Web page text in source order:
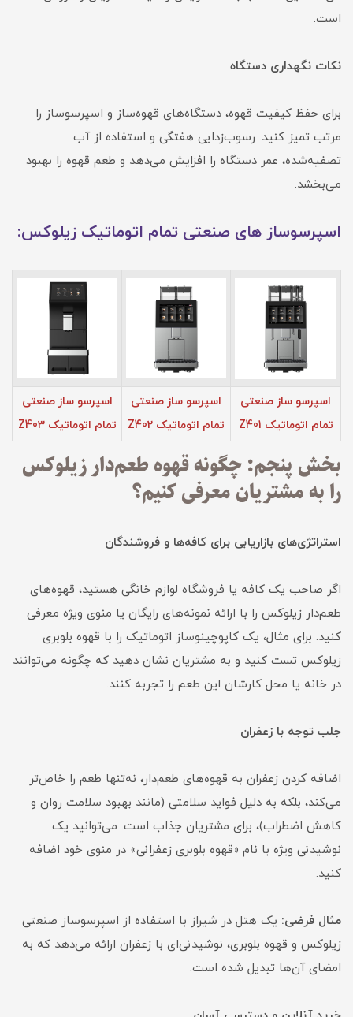
است.
نکات نگهداری دستگاه
برای حفظ کیفیت قهوه، دستگاه‌های قهوه‌ساز و اسپرسوساز را
مرتب تمیز کنید. رسوب‌زدایی هفتگی و استفاده از آب
تصفیه‌شده، عمر دستگاه را افزایش می‌دهد و طعم قهوه را بهبود
می‌بخشد.
اسپرسوساز های صنعتی تمام اتوماتیک زیلوکس:
اسپرسو ساز صنعتی
تمام اتوماتیک Z401
اسپرسو ساز صنعتی
تمام اتوماتیک Z402
اسپرسو ساز صنعتی
تمام اتوماتیک Z403
بخش پنجم: چگونه قهوه طعم‌دار زیلوکس
را به مشتریان معرفی کنیم؟
استراتژی‌های بازاریابی برای کافه‌ها و فروشندگان
اگر صاحب یک کافه یا فروشگاه لوازم خانگی هستید، قهوه‌های
طعم‌دار زیلوکس را با ارائه نمونه‌های رایگان یا منوی ویژه معرفی
کنید. برای مثال، یک کاپوچینوساز اتوماتیک را با قهوه بلوبری
زیلوکس تست کنید و به مشتریان نشان دهید که چگونه می‌توانند
در خانه یا محل کارشان این طعم را تجربه کنند.
جلب توجه با زعفران
اضافه کردن زعفران به قهوه‌های طعم‌دار، نه‌تنها طعم را خاص‌تر
می‌کند، بلکه به دلیل فواید سلامتی (مانند بهبود سلامت روان و
کاهش اضطراب)، برای مشتریان جذاب است. می‌توانید یک
نوشیدنی ویژه با نام «قهوه بلوبری زعفرانی» در منوی خود اضافه
کنید.
مثال فرضی: یک هتل در شیراز با استفاده از اسپرسوساز صنعتی
زیلوکس و قهوه بلوبری، نوشیدنی‌ای با زعفران ارائه می‌دهد که به
امضای آن‌ها تبدیل شده است.